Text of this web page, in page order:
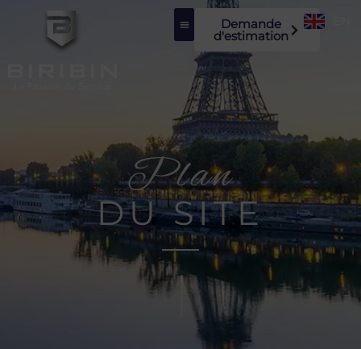
Demande
d'estimation
Plan
DU SITE